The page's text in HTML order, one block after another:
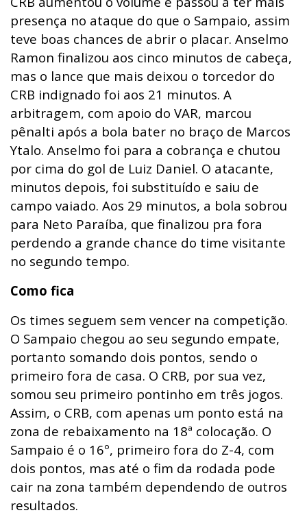
presença no ataque do que o Sampaio, assim
teve boas chances de abrir o placar. Anselmo
Ramon finalizou aos cinco minutos de cabeça,
mas o lance que mais deixou o torcedor do
CRB indignado foi aos 21 minutos. A
arbitragem, com apoio do VAR, marcou
pênalti após a bola bater no braço de Marcos
Ytalo. Anselmo foi para a cobrança e chutou
por cima do gol de Luiz Daniel. O atacante,
minutos depois, foi substituído e saiu de
campo vaiado. Aos 29 minutos, a bola sobrou
para Neto Paraíba, que finalizou pra fora
perdendo a grande chance do time visitante
no segundo tempo.
Como fica
Os times seguem sem vencer na competição.
O Sampaio chegou ao seu segundo empate,
portanto somando dois pontos, sendo o
primeiro fora de casa. O CRB, por sua vez,
somou seu primeiro pontinho em três jogos.
Assim, o CRB, com apenas um ponto está na
zona de rebaixamento na 18ª colocação. O
Sampaio é o 16º, primeiro fora do Z-4, com
dois pontos, mas até o fim da rodada pode
cair na zona também dependendo de outros
resultados.